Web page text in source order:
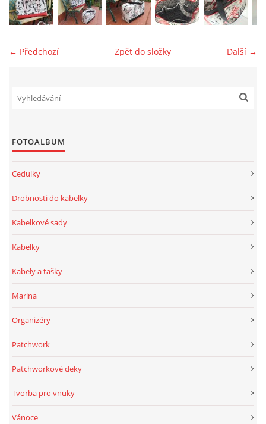
← Předchozí Další →
Zpět do složky
FOTOALBUM
Cedulky
Drobnosti do kabelky
Kabelkové sady
Kabelky
Kabely a tašky
Marina
Organizéry
Patchwork
Patchworkové deky
Tvorba pro vnuky
Vánoce